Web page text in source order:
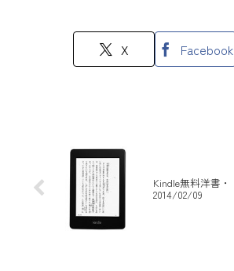
X
Facebook
Kindle無料洋書・
2014/02/09